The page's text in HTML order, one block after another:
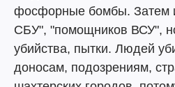
фосфорные бомбы. Затем
СБУ", "помощников ВСУ",
убийства, пытки. Людей
доносам, подозрениям,